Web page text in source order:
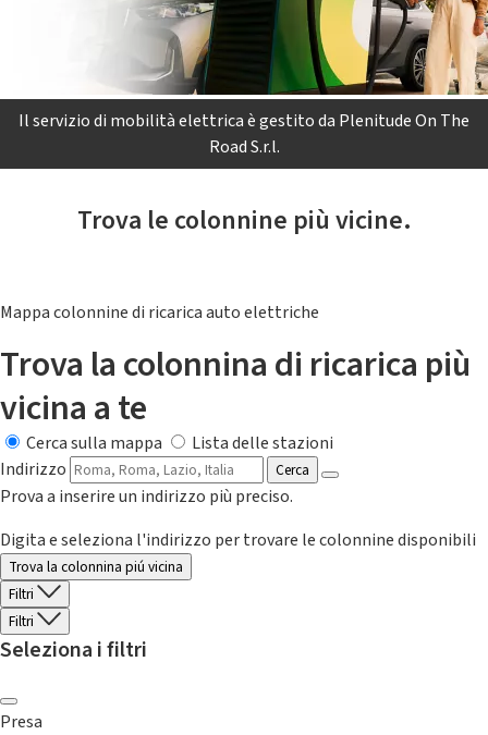
Il servizio di mobilità elettrica è gestito da Plenitude On The
Road S.r.l.
Trova le colonnine più vicine.
Mappa colonnine di ricarica auto elettriche
Trova la colonnina di ricarica più
vicina a te
Cerca sulla mappa
Lista delle stazioni
Indirizzo
Cerca
Prova a inserire un indirizzo più preciso.
Digita e seleziona l'indirizzo per trovare le colonnine disponibili
Trova la colonnina piú vicina
Filtri
Filtri
Seleziona i filtri
Presa